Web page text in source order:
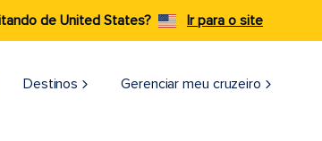
de United States? Ir para o site
Destinos Gerenciar meu cruzeiro